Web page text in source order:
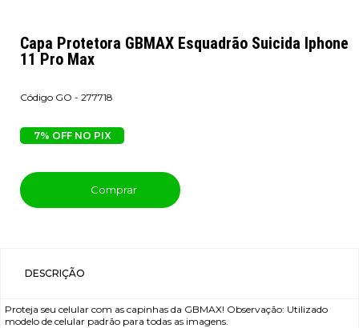
Capa Protetora GBMAX Esquadrão Suicida Iphone
11 Pro Max
GO - 277718
7% OFF NO PIX
Comprar
DESCRIÇÃO
Proteja seu celular com as capinhas da GBMAX! Observação: Utilizado
modelo de celular padrão para todas as imagens.